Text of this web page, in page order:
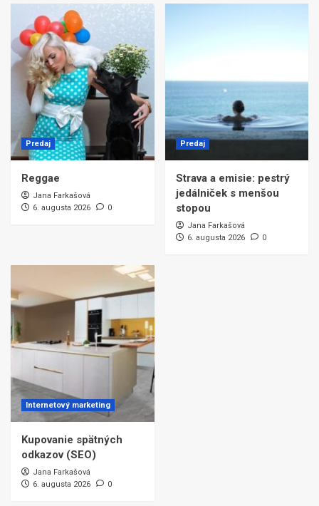
Predaj
Reggae
Jana Farkašová
6. augusta 2026
0
Predaj
Strava a emisie: pestrý
jedálniček s menšou
stopou
Jana Farkašová
6. augusta 2026
0
Internetový marketing
Kupovanie spätných
odkazov (SEO)
Jana Farkašová
6. augusta 2026
0